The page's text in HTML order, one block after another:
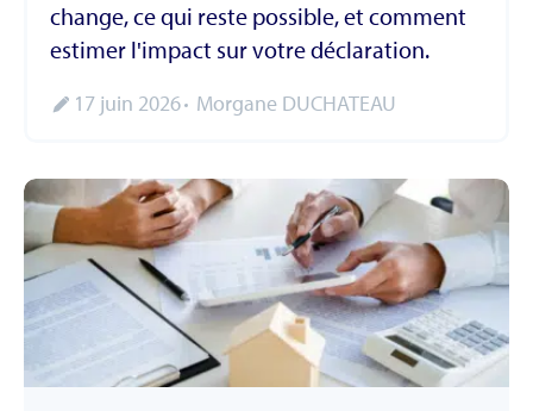
change, ce qui reste possible, et comment
estimer l'impact sur votre déclaration.
17 juin 2026 Morgane DUCHATEAU